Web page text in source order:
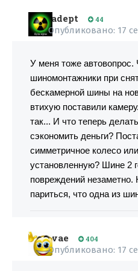
adept 44
Опубликовано: 17
У меня тоже автовопрос.
шиномонтажники при
бескамерной шины на
втихую поставили
так... И что теперь
сэкономить деньги?
симметричное колесо
установленную? Шине 2
повреждений незаметно.
париться, что одна из
vae 404
Опубликовано: 17